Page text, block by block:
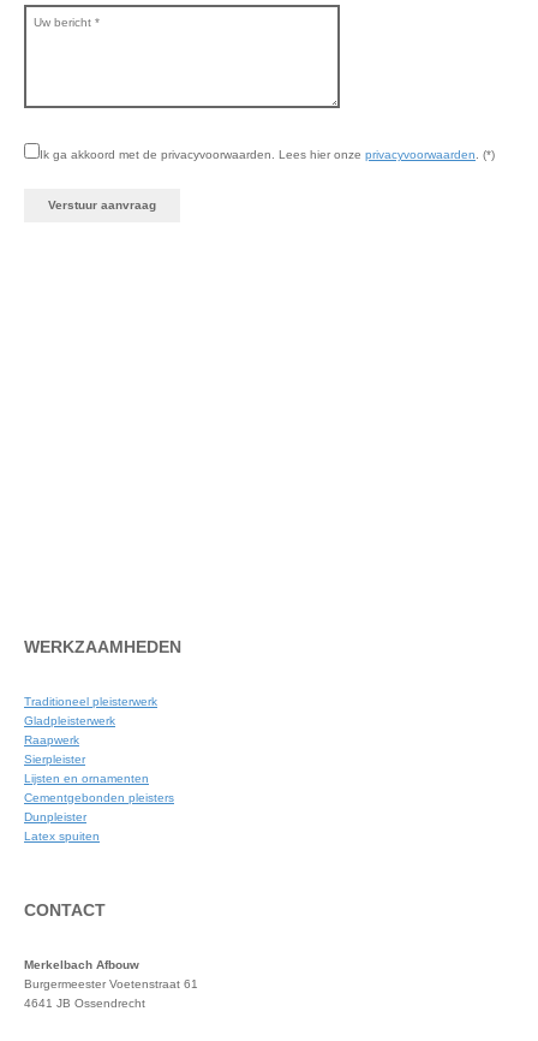
Ik ga akkoord met de privacyvoorwaarden. Lees hier onze privacyvoorwaarden. (*)
WERKZAAMHEDEN
Traditioneel pleisterwerk
Gladpleisterwerk
Raapwerk
Sierpleister
Lijsten en ornamenten
Cementgebonden pleisters
Dunpleister
Latex spuiten
CONTACT
Merkelbach Afbouw
Burgermeester Voetenstraat 61
4641 JB Ossendrecht